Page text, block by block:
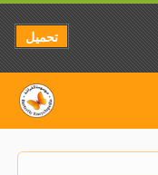
تحميل